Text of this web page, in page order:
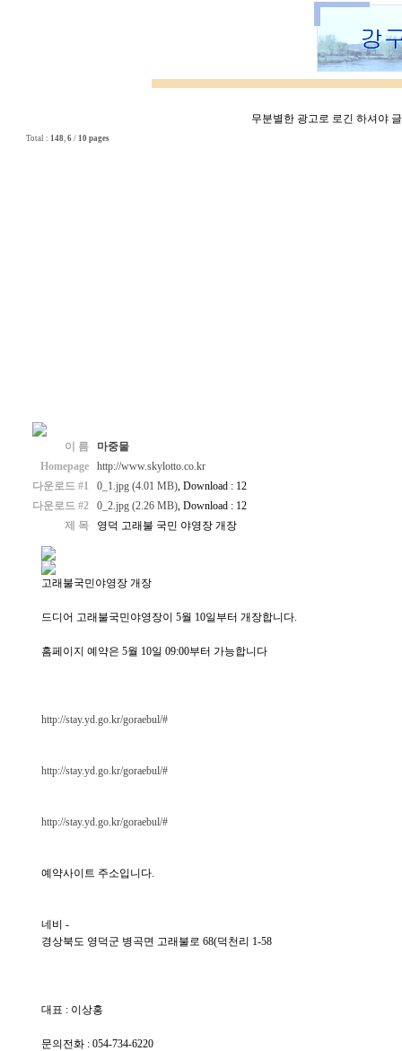
무분별한 광고로 로긴 하셔야
Total : 148, 6/ 10 pages
이 름
마중물
Homepage http://www.skylotto.co.kr
다운로드 #1 0_1.jpg (4.01 MB), Download : 12
다운로드 #2 0_2.jpg (2.26 MB), Download : 12
제 목
영덕 고래불 국민 야영장 개장
고래불국민야영장 개장
드디어 고래불국민야영장이 5월 10일부터 개장합니다.
홈페이지 예약은 5월 10일 09:00부터 가능합니다
http://stay.yd.go.kr/goraebul/#
http://stay.yd.go.kr/goraebul/#
http://stay.yd.go.kr/goraebul/#
예약사이트 주소입니다.
네비 -
경상북도 영덕군 병곡면 고래불로 68(덕천리 1-58
대표 : 이상홍
문의전화 : 054-734-6220